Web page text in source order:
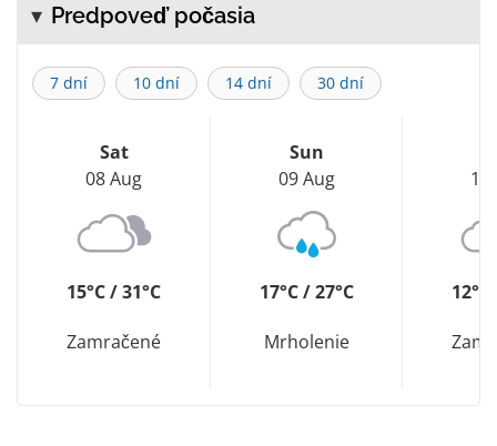
Predpoveď počasia
7 dní 10 dní 14 dní 30 dní
Sat
08 Aug
15°C / 31°C
Zamračené
Sun
09 Aug
17°C / 27°C
Mrholenie
10
12°C